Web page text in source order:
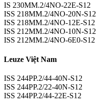
IS 230MM.2/4NO-22E-S12
ISS 218MM.2/4NO-20N-S12
ISS 218MM.2/4NO-12E-S12
ISS 212MM.2/4NO-10N-S12
ISS 212MM.2/4NO-6E0-S12
Leuze Việt Nam
ISS 244PP.2/44-40N-S12
ISS 244PP.2/22-40N-S12
ISS 244PP.2/44-22E-S12